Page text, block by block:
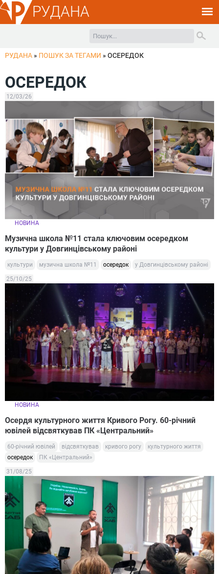
РУДАНА
РУДАНА » ПОШУК ЗА ТЕГАМИ » ОСЕРЕДОК
ОСЕРЕДОК
12/03/26
НОВИНА
Музична школа №11 стала ключовим осередком
культури у Довгинцівському районі
культури музична школа №11 осередок у Довгинцівському районі
25/10/25
НОВИНА
Осердя культурного життя Кривого Рогу. 60-річний
ювілей відсвяткував ПК «Центральний»
60-річний ювілей відсвяткував кривого рогу
культурного життя
осередок
ПК «Центральний»
31/08/25